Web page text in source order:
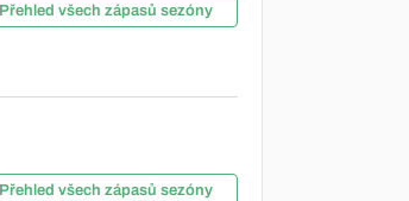
Přehled všech zápasů sezóny
Přehled všech zápasů sezóny